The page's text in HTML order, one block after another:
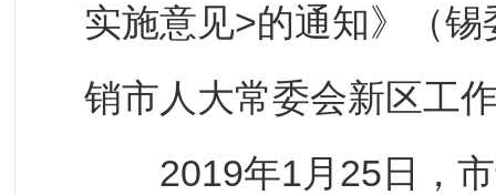
实施意见>的通知》（
销市人大常委会新区工
2019年1月25日，市